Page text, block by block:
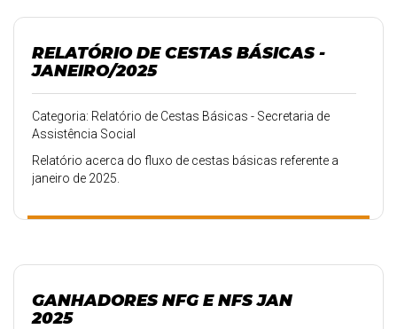
RELATÓRIO DE CESTAS BÁSICAS -
JANEIRO/2025
Categoria: Relatório de Cestas Básicas - Secretaria de
Assistência Social
Relatório acerca do fluxo de cestas básicas referente a
janeiro de 2025.
GANHADORES NFG E NFS JAN
2025